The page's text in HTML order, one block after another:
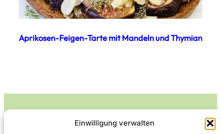
Einwilligung verwalten
Aprikosen-Feigen-Tarte mit Mandeln und Thymian
Leckerlife